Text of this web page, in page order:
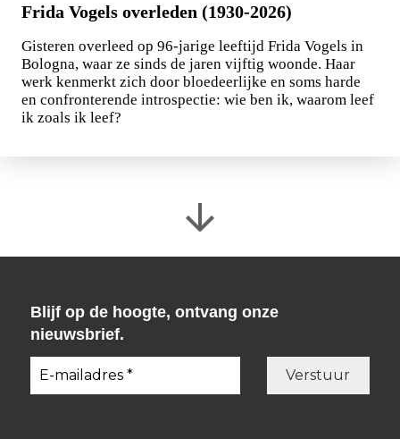
Frida Vogels overleden (1930-2026)
Gisteren overleed op 96-jarige leeftijd Frida Vogels in
Bologna, waar ze sinds de jaren vijftig woonde. Haar
werk kenmerkt zich door bloedeerlijke en soms harde
en confronterende introspectie: wie ben ik, waarom leef
ik zoals ik leef?
Blijf op de hoogte, ontvang onze
nieuwsbrief.